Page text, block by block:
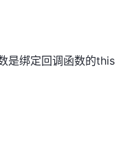
是绑定回调函数的this